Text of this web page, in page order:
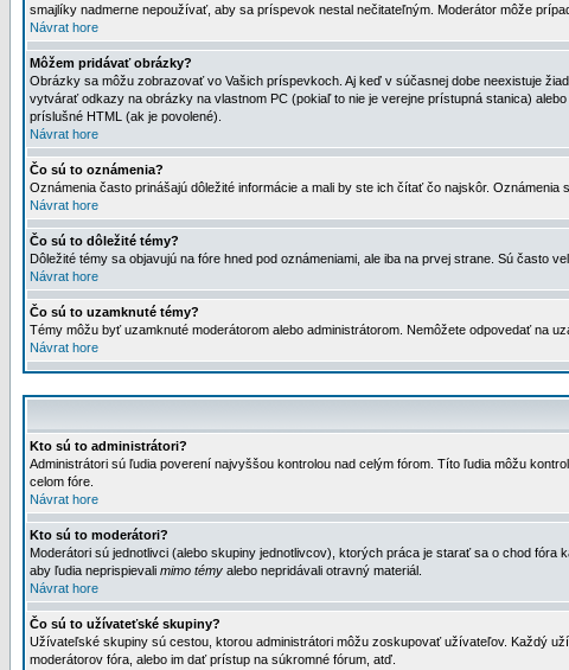
smajlíky nadmerne nepoužívať, aby sa príspevok nestal nečitateľným. Moderátor môže
Návrat hore
Môžem pridávať obrázky?
Obrázky sa môžu zobrazovať vo Vašich príspevkoch. Aj keď v súčasnej dobe neexistuje
vytvárať odkazy na obrázky na vlastnom PC (pokiaľ to nie je verejne prístupná stanica)
príslušné HTML (ak je povolené).
Návrat hore
Čo sú to oznámenia?
Oznámenia často prinášajú dôležité informácie a mali by ste ich čítať čo najskôr.
Návrat hore
Čo sú to dôležité témy?
Dôležité témy sa objavujú na fóre hned pod oznámeniami, ale iba na prvej strane. Sú často
Návrat hore
Čo sú to uzamknuté témy?
Témy môžu byť uzamknuté moderátorom alebo administrátorom. Nemôžete odpovedať na
Návrat hore
Kto sú to administrátori?
Administrátori sú ľudia poverení najvyššou kontrolou nad celým fórom. Títo ľudia môžu
celom fóre.
Návrat hore
Kto sú to moderátori?
Moderátori sú jednotlivci (alebo skupiny jednotlivcov), ktorých práca je starať sa o chod
aby ľudia neprispievali mimo témy alebo nepridávali otravný materiál.
Návrat hore
Čo sú to užívateťské skupiny?
Užívateľské skupiny sú cestou, ktorou administrátori môžu zoskupovať užívateľov. Každý
moderátorov fóra, alebo im dať prístup na súkromné fórum, atď.